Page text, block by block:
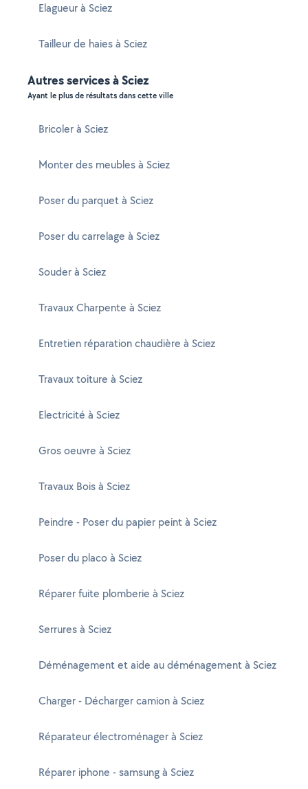
Elagueur à Sciez
Tailleur de haies à Sciez
Autres services à Sciez
Ayant le plus de résultats dans cette ville
Bricoler à Sciez
Monter des meubles à Sciez
Poser du parquet à Sciez
Poser du carrelage à Sciez
Souder à Sciez
Travaux Charpente à Sciez
Entretien réparation chaudière à Sciez
Travaux toiture à Sciez
Electricité à Sciez
Gros oeuvre à Sciez
Travaux Bois à Sciez
Peindre - Poser du papier peint à Sciez
Poser du placo à Sciez
Réparer fuite plomberie à Sciez
Serrures à Sciez
Déménagement et aide au déménagement à Sciez
Charger - Décharger camion à Sciez
Réparateur électroménager à Sciez
Réparer iphone - samsung à Sciez